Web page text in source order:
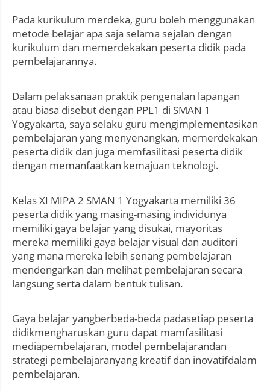
Pada kurikulum merdeka, guru boleh menggunakan
metode belajar apa saja selama sejalan dengan
kurikulum dan memerdekakan peserta didik pada
pembelajarannya.
Dalam pelaksanaan praktik pengenalan lapangan
atau biasa disebut dengan PPL1 di SMAN 1
Yogyakarta, saya selaku guru mengimplementasikan
pembelajaran yang menyenangkan, memerdekakan
peserta didik dan juga memfasilitasi peserta didik
dengan memanfaatkan kemajuan teknologi.
Kelas XI MIPA 2 SMAN 1 Yogyakarta memiliki 36
peserta didik yang masing-masing individunya
memiliki gaya belajar yang disukai, mayoritas
mereka memiliki gaya belajar visual dan auditori
yang mana mereka lebih senang pembelajaran
mendengarkan dan melihat pembelajaran secara
langsung serta dalam bentuk tulisan.
Gaya belajar yangberbeda-beda padasetiap peserta
didikmengharuskan guru dapat mamfasilitasi
mediapembelajaran, model pembelajarandan
strategi pembelajaranyang kreatif dan inovatifdalam
pembelajaran.